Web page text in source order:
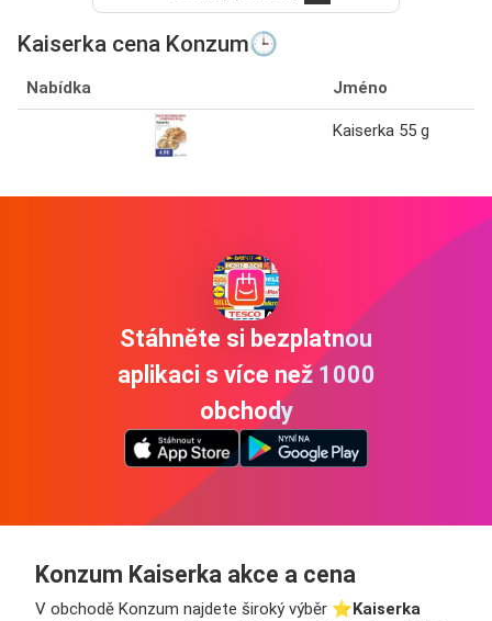
Kaiserka cena Konzum🕒
Nabídka Jméno
Kaiserka 55 g
Stáhněte si bezplatnou
aplikaci s více než 1000
obchody
Konzum Kaiserka akce a cena
V obchodě Konzum najdete široký výběr ⭐️Kaiserka